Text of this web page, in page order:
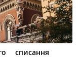
списання